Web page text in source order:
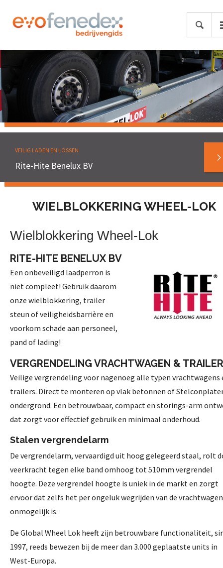
VEILIG LADEN EN LOSSEN
Rite-Hite Benelux BV
WIELBLOKKERING WHEEL-LOK
Wielblokkering Wheel-Lok
RITE-HITE BENELUX BV
Een onbeveiligd laadperron is
niet compleet! Gebruik daarom
onze wielblokkering, trailer
steun of veiligheidsbarrière en
voorkom schade aan personeel,
pand of lading!
VERGRENDELING VRACHTWAGEN & TRAILER
Veilige vergrendeling voor nagenoeg alle typen vrachtwagens
trailers. Direct te monteren op vlak betonnen of
ondergrond. Een betrouwbaar, compact en storings-arm
dat zorgt voor effectief gebruik en minimaal onderhoud.
Stalen vergrendelarm
De vergrendelarm, vervaardigd uit hoog gelegeerd staal, rolt
veerkracht tegen elke band omhoog tot 510mm vergrendel
hoogte. Deze vergrendel hoogte is uniek in de markt en zorgt
ervoor dat zelfs het per ongeluk wegrijden van de vrachtwagen
onmogelijk is.
De Global Wheel Lok heeft zijn betrouwbare functionaliteit,
1997, reeds bewezen bij de meer dan 3.000 geplaatste units in
West-Europa.